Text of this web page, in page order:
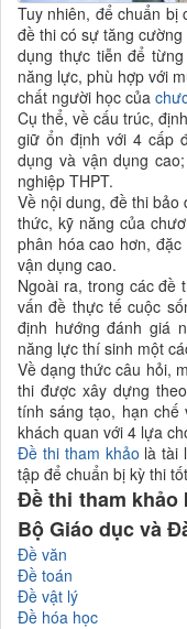
Tuy nhiên, để chuẩn bị
đề thi có sự tăng
dụng thực tiễn để
năng lực, phù hợp với
chất người học của
Cụ thể, về cấu trúc,
giữ ổn định với 4 cấp
dụng và vận dụng
nghiệp THPT.
Về nội dung, đề thi
thức, kỹ năng của
phân hóa cao hơn,
vận dụng cao.
Ngoài ra, trong các đề
vấn đề thực tế cuộc
định hướng đánh giá
năng lực thí sinh một
Về dạng thức câu hỏi,
thi được xây dựng
tính sáng tạo, hạn chế
khách quan với 4 lựa
Đề thi tham khảo là tài
tập để chuẩn bị kỳ thi
Đề thi tham khảo
Bộ Giáo dục và
Đề văn
Đề toán
Đề vật lý
Đề hóa học